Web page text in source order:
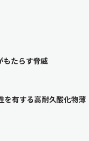
たらす脅威
を有する高耐久酸化物薄